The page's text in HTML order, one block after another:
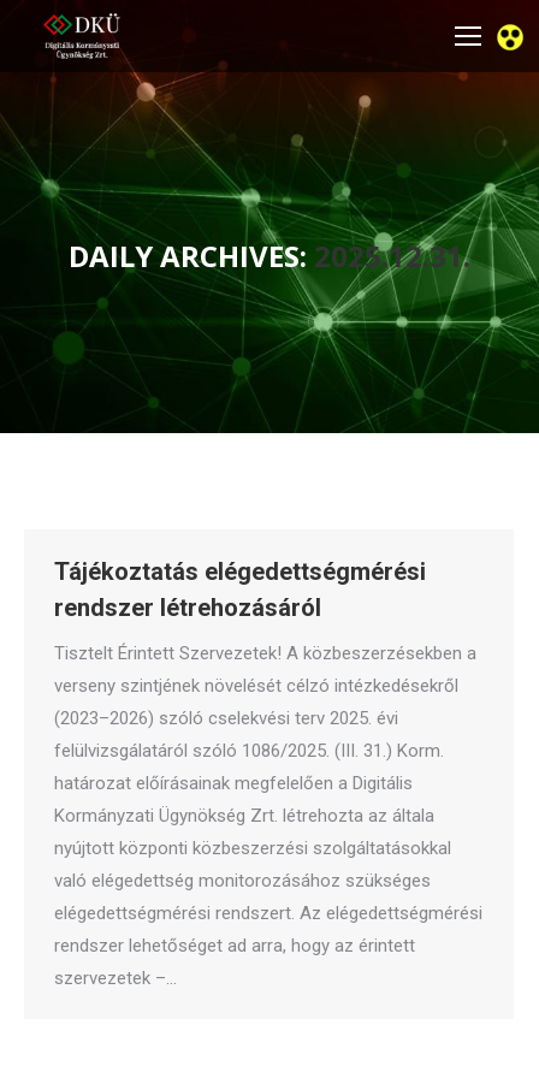
DAILY ARCHIVES: 2025.12.31.
You are here:
Tájékoztatás elégedettségmérési
rendszer létrehozásáról
Tisztelt Érintett Szervezetek! A közbeszerzésekben a
verseny szintjének növelését célzó intézkedésekről
(2023–2026) szóló cselekvési terv 2025. évi
felülvizsgálatáról szóló 1086/2025. (III. 31.) Korm.
határozat előírásainak megfelelően a Digitális
Kormányzati Ügynökség Zrt. létrehozta az általa
nyújtott központi közbeszerzési szolgáltatásokkal
való elégedettség monitorozásához szükséges
elégedettségmérési rendszert. Az elégedettségmérési
rendszer lehetőséget ad arra, hogy az érintett
szervezetek –…